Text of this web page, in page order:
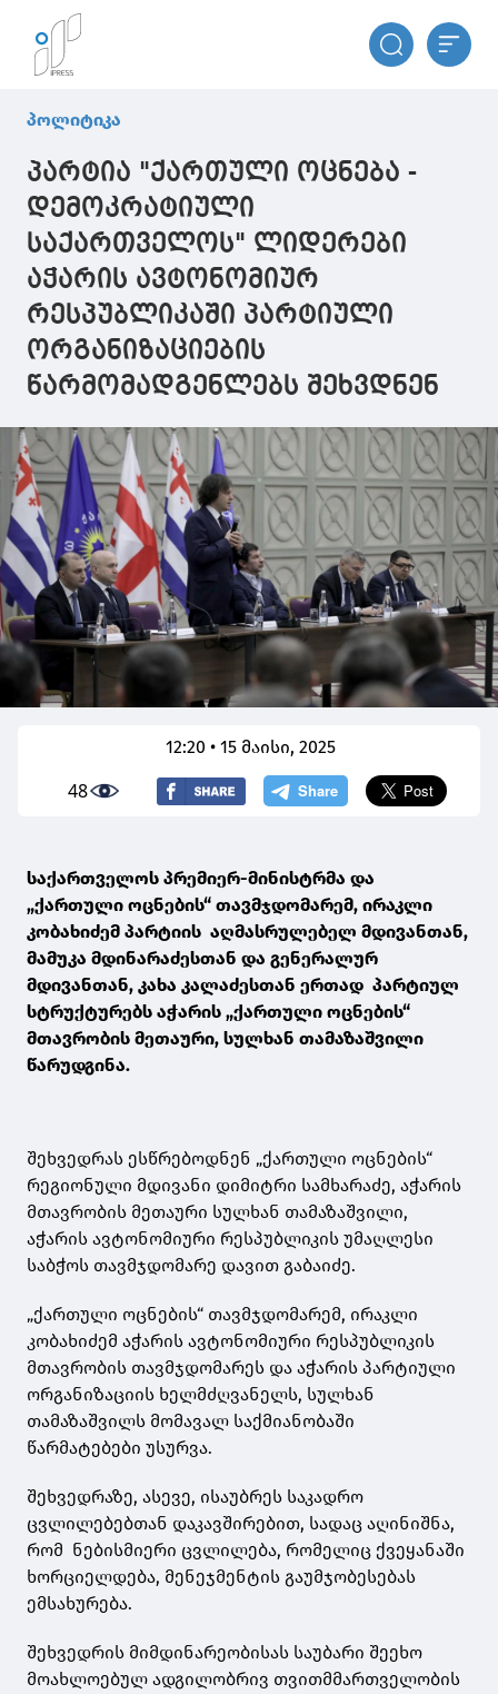
პოლიტიკა
პარტია "ქართული ოცნება -
დემოკრატიული
საქართველოს" ლიდერები
აჭარის ავტონომიურ
რესპუბლიკაში პარტიული
ორგანიზაციების
წარმომადგენლებს შეხვდნენ
12:20 • 15 მაისი, 2025
48
საქართველოს პრემიერ-მინისტრმა და
„ქართული ოცნების“ თავმჯდომარემ, ირაკლი
კობახიძემ პარტიის აღმასრულებელ მდივანთან,
მამუკა მდინარაძესთან და გენერალურ
მდივანთან, კახა კალაძესთან ერთად პარტიულ
სტრუქტურებს აჭარის „ქართული ოცნების“
მთავრობის მეთაური, სულხან თამაზაშვილი
წარუდგინა.
შეხვედრას ესწრებოდნენ „ქართული ოცნების“
რეგიონული მდივანი დიმიტრი სამხარაძე, აჭარის
მთავრობის მეთაური სულხან თამაზაშვილი,
აჭარის ავტონომიური რესპუბლიკის უმაღლესი
საბჭოს თავმჯდომარე დავით გაბაიძე.
„ქართული ოცნების“ თავმჯდომარემ, ირაკლი
კობახიძემ აჭარის ავტონომიური რესპუბლიკის
მთავრობის თავმჯდომარეს და აჭარის პარტიული
ორგანიზაციის ხელმძღვანელს, სულხან
თამაზაშვილს მომავალ საქმიანობაში
წარმატებები უსურვა.
შეხვედრაზე, ასევე, ისაუბრეს საკადრო
ცვლილებებთან დაკავშირებით, სადაც აღინიშნა,
რომ ნებისმიერი ცვლილება, რომელიც ქვეყანაში
ხორციელდება, მენეჯმენტის გაუმჯობესებას
ემსახურება.
შეხვედრის მიმდინარეობისას საუბარი შეეხო
მოახლოებულ ადგილობრივ თვითმმართველობის